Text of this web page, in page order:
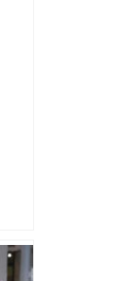
: à